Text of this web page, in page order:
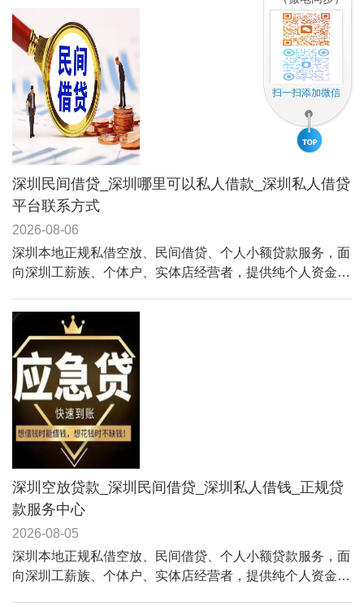
盖个人私借、小微经营贷、社保贷、车贷抵押、无抵押空放
等全品类业务，条件简单、手续快捷、当天可放款。
深圳民间借贷_深圳哪里可以私人借款_深圳私人借贷
平台联系方式
2026-08-06
深圳本地正规私借空放、民间借贷、个人小额贷款服务，面
向深圳工薪族、个体户、实体店经营者，提供纯个人资金周
盖个人私借、小微经营贷、社保贷、车贷抵押、无抵押空放
等全品类业务，条件简单、手续快捷、当天可放款。
深圳空放贷款_深圳民间借贷_深圳私人借钱_正规贷
款服务中心
2026-08-05
深圳本地正规私借空放、民间借贷、个人小额贷款服务，面
向深圳工薪族、个体户、实体店经营者，提供纯个人资金周
扫一扫添加微信